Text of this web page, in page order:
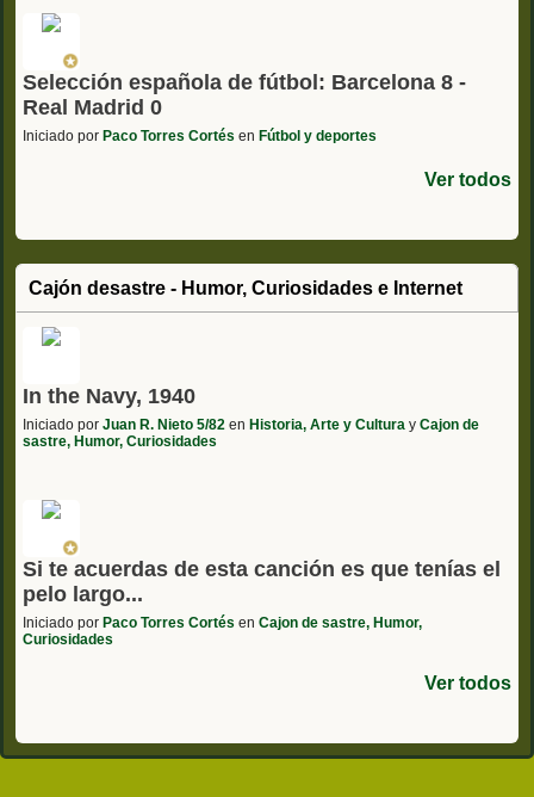
Selección española de fútbol: Barcelona 8 -
Real Madrid 0
Iniciado por Paco Torres Cortés en Fútbol y deportes
Ver todos
Cajón desastre - Humor, Curiosidades e Internet
In the Navy, 1940
Iniciado por Juan R. Nieto 5/82 en Historia, Arte y Cultura y Cajon de
sastre, Humor, Curiosidades
Si te acuerdas de esta canción es que tenías el
pelo largo...
Iniciado por Paco Torres Cortés en Cajon de sastre, Humor,
Curiosidades
Ver todos